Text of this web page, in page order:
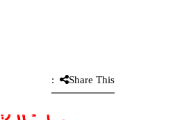
Share This: